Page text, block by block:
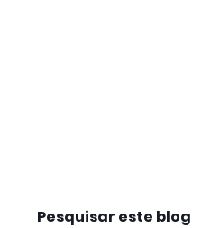
Pesquisar este blog